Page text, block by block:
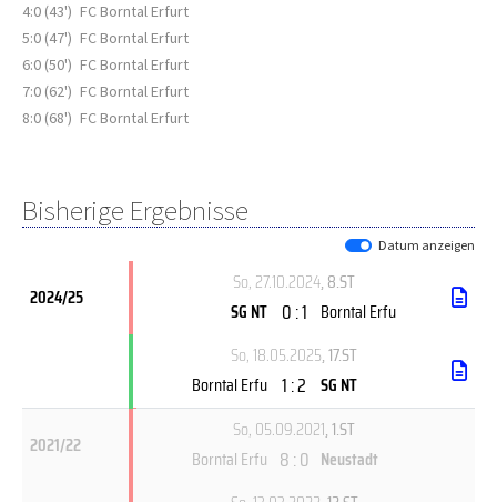
4:0 (43') FC Borntal Erfurt
5:0 (47') FC Borntal Erfurt
6:0 (50') FC Borntal Erfurt
7:0 (62') FC Borntal Erfurt
8:0 (68') FC Borntal Erfurt
Bisherige Ergebnisse
Datum anzeigen
2024/25
So, 27.10.2024, 8.ST
SG NT 0 : 1 Borntal Erfu
So, 18.05.2025, 17.ST
Borntal Erfu 1 : 2 SG NT
2021/22
So, 05.09.2021, 1.ST
Borntal Erfu 8 : 0 Neustadt